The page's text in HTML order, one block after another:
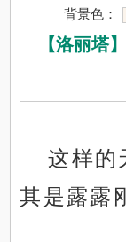
背景色：
【洛丽塔
这样的
其是露露